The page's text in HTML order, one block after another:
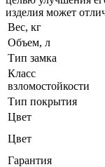
изделия может
Вес, кг
Объем, л
Тип замка
Класс
взломостойкости
Тип покрытия
Цвет
Цвет
Гарантия